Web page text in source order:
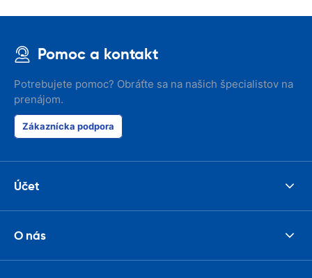
Pomoc a kontakt
Potrebujete pomoc? Obráťte sa na našich špecialistov na
prenájom.
Zákaznícka podpora
Účet
O nás